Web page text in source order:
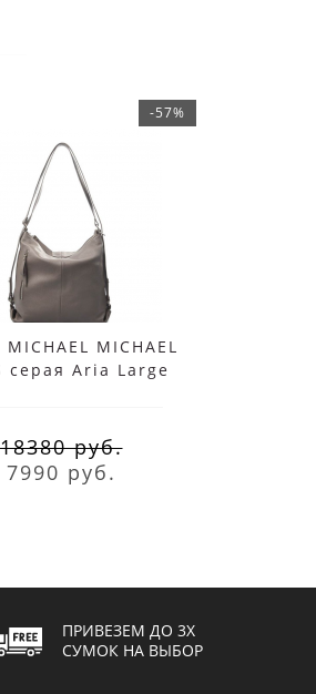
-57%
MICHAEL
серая Aria Large
18380 руб.
7990 руб.
ПРИВЕЗЕМ ДО 3Х
СУМОК НА ВЫБОР